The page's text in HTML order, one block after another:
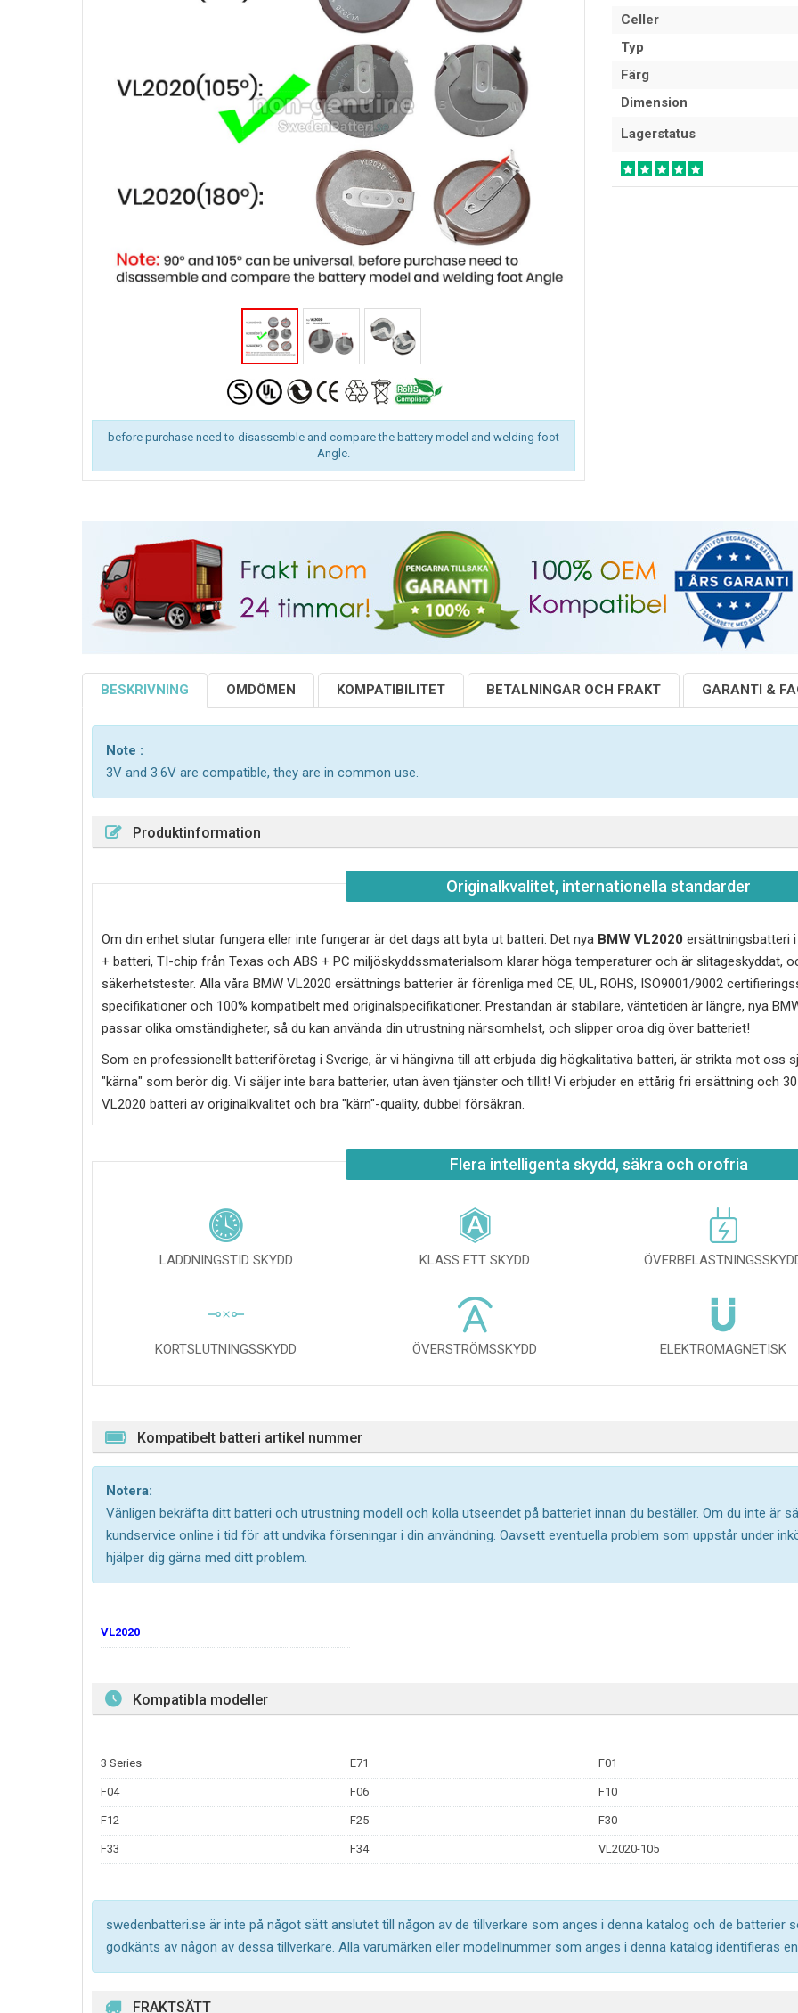
before purchase need to disassemble and compare the battery model and welding foot
Angle.
Celler
Typ
Färg
Dimension
Lagerstatus
BESKRIVNING OMDÖMEN KOMPATIBILITET BETALNINGAR OCH FRAKT GARANTI &
Note :
3V and 3.6V are compatible, they are in common use.
Produktinformation
Originalkvalitet, internationella standarder
Om din enhet slutar fungera eller inte fungerar är det dags att byta ut batteri. Det nya BMW VL2020 ersättningsbatteri
+ batteri, TI-chip från Texas och ABS + PC miljöskyddssmaterialsom klarar höga temperaturer och är slitageskyddat,
säkerhetstester. Alla våra BMW VL2020 ersättnings batterier är förenliga med CE, UL, ROHS, ISO9001/9002
specifikationer och 100% kompatibelt med originalspecifikationer. Prestandan är stabilare, väntetiden är längre, nya
passar olika omständigheter, så du kan använda din utrustning närsomhelst, och slipper oroa dig över batteriet!
Som en professionellt batteriföretag i Sverige, är vi hängivna till att erbjuda dig högkalitativa batteri, är strikta mot oss
"kärna" som berör dig. Vi säljer inte bara batterier, utan även tjänster och tillit! Vi erbjuder en ettårig fri ersättning och
VL2020 batteri av originalkvalitet och bra "kärn"-quality, dubbel försäkran.
Flera intelligenta skydd, säkra och orofria
LADDNINGSTID SKYDD KLASS ETT SKYDD
KORTSLUTNINGSSKYDD ÖVERSTRÖMSSKYDD ELEKTROMAGNETISK
Kompatibelt batteri artikel nummer
Notera:
Vänligen bekräfta ditt batteri och utrustning modell och kolla utseendet på batteriet innan du beställer. Om du inte är
kundservice online i tid för att undvika förseningar i din användning. Oavsett eventuella problem som uppstår under
hjälper dig gärna med ditt problem.
VL2020
Kompatibla modeller
3 Series E71 F01
F04 F06 F10
F12 F25 F30
F33 F34 VL2020-105
swedenbatteri.se är inte på något sätt anslutet till någon av de tillverkare som anges i denna katalog och de batterier
godkänts av någon av dessa tillverkare. Alla varumärken eller modellnummer som anges i denna katalog identifieras
FRAKTSÄTT